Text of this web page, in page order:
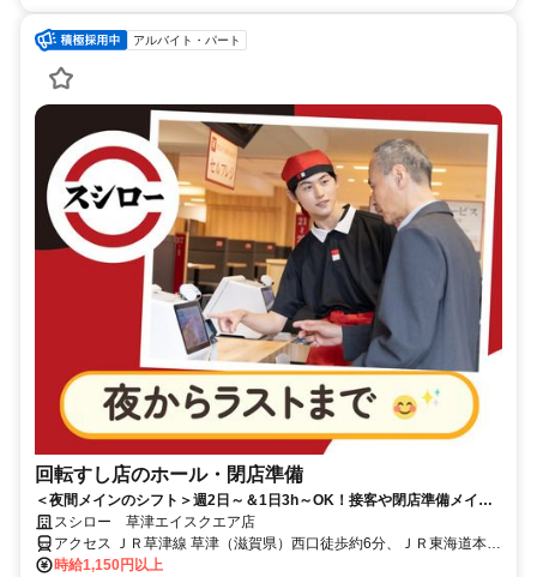
アルバイト・パート
回転すし店のホール・閉店準備
＜夜間メインのシフト＞週2日～＆1日3h～OK！接客や閉店準備メイン
のシンプルなお仕事
スシロー 草津エイスクエア店
アクセス ＪＲ草津線 草津（滋賀県）西口徒歩約6分、ＪＲ東海道本線
草津（滋賀県）西口徒歩約6分、ＪＲ東海道本線 栗東西口徒歩約32分
時給1,150円以上